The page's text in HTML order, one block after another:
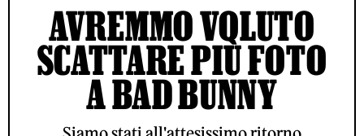
AVREMMO VOLUTO
SCATTARE PIÙ FOTO
A BAD BUNNY